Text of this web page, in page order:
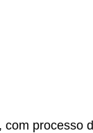
com processo